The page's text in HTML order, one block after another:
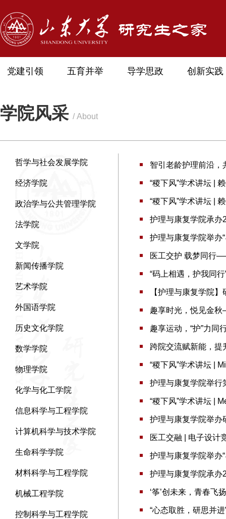
党建引领 五育并举 导学思政 创新实践
学院风采 / About
哲学与社会发展学院
经济学院
政治学与公共管理学院
法学院
文学院
新闻传播学院
艺术学院
外国语学院
历史文化学院
数学学院
物理学院
化学与化工学院
信息科学与工程学院
计算机科学与技术学院
生命科学学院
材料科学与工程学院
机械工程学院
控制科学与工程学院
智引老龄护理前沿
“稷下风”学术讲坛 |
“稷下风”学术讲坛 |
护理与康复学院承办
护理与康复学院举办
医工交护 载梦同行
“码上相遇，护我同
【护理与康复学院
趣享时光，悦见金
趣享运动，“护”力
跨院交流赋新能，提
“稷下风”学术讲坛 |
护理与康复学院举行
“稷下风”学术讲坛 |
护理与康复学院举办
医工交融 | 电子设计
护理与康复学院举办
护理与康复学院承办
‘筝’创未来，青春飞
“心态取胜，研思并